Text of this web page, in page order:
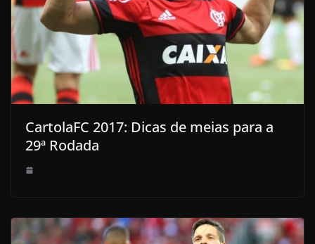
CartolaFC 2017: Dicas de meias para a
29ª Rodada